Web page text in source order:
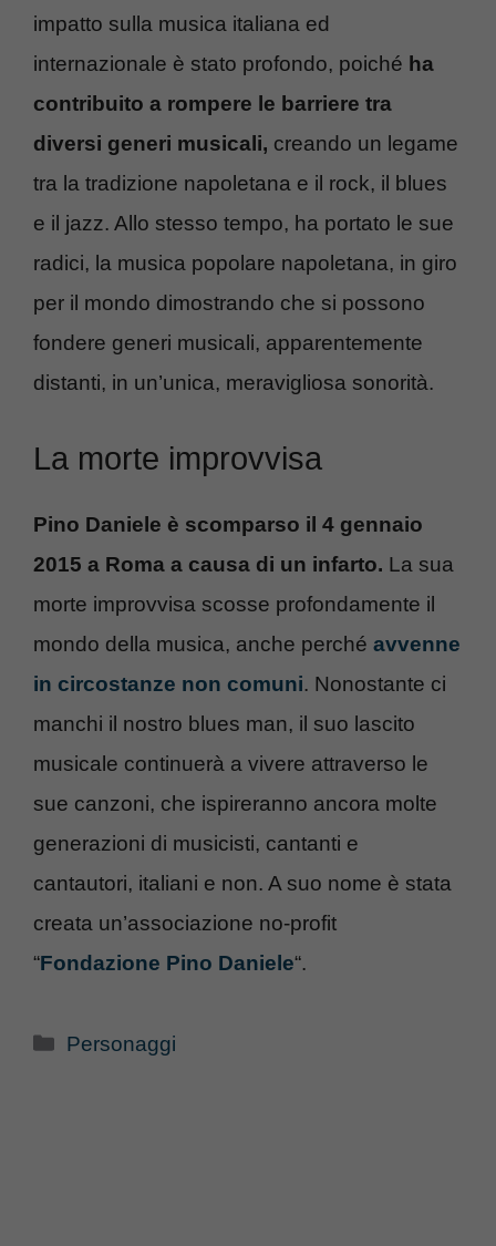
impatto sulla musica italiana ed
internazionale è stato profondo, poiché ha
contribuito a rompere le barriere tra
diversi generi musicali, creando un legame
tra la tradizione napoletana e il rock, il blues
e il jazz. Allo stesso tempo, ha portato le sue
radici, la musica popolare napoletana, in giro
per il mondo dimostrando che si possono
fondere generi musicali, apparentemente
distanti, in un’unica, meravigliosa sonorità.
La morte improvvisa
Pino Daniele è scomparso il 4 gennaio
2015 a Roma a causa di un infarto. La sua
morte improvvisa scosse profondamente il
mondo della musica, anche perché avvenne
in circostanze non comuni. Nonostante ci
manchi il nostro blues man, il suo lascito
musicale continuerà a vivere attraverso le
sue canzoni, che ispireranno ancora molte
generazioni di musicisti, cantanti e
cantautori, italiani e non. A suo nome è stata
creata un’associazione no-profit
“Fondazione Pino Daniele“.
Categorie
Personaggi